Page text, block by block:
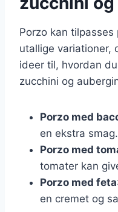
Porzo kan
utallige variationer,
ideer til, hvordan
zucchini og
Porzo med
en ekstra smag.
Porzo med
tomater kan
Porzo med feta
en cremet og